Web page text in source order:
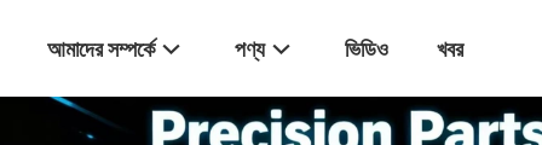
আমাদের সম্পর্কে পণ্য ভিডিও খবর